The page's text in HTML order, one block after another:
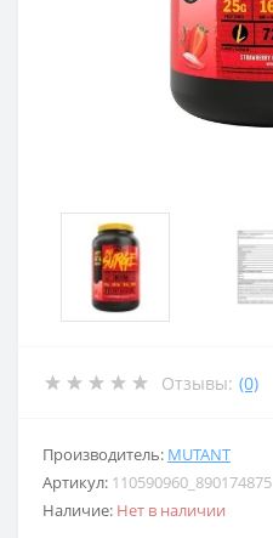
Отзывы: (0)
Производитель: MUTANT
Артикул: 110590960_890174875
Наличие: Нет в наличии